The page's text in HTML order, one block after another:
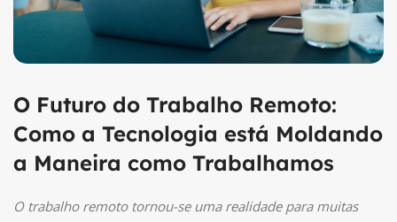
O Futuro do Trabalho Remoto:
Como a Tecnologia está Moldando
a Maneira como Trabalhamos
O trabalho remoto tornou-se uma realidade para muitas